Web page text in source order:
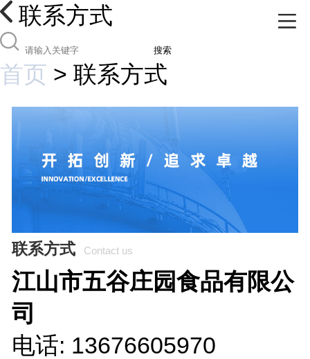
联系方式
搜索
首页 > 联系方式
联系方式 Contact us
江山市五谷庄园食品有限公
司
电话: 13676605970